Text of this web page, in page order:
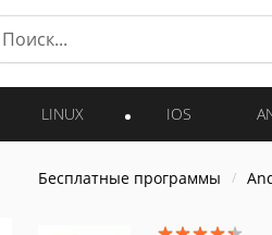
LINUX IOS
Бесплатные программы